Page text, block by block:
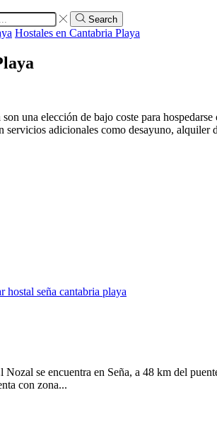
Search
Hostales en Cantabria Playa
una elección de bajo coste para
servicios adicionales como desayuno,
Nozal se encuentra en Seña, a 48 km del
con zona...